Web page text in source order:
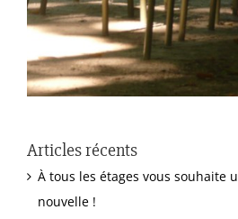
Articles récents
À tous les étages vous souhaite
nouvelle !